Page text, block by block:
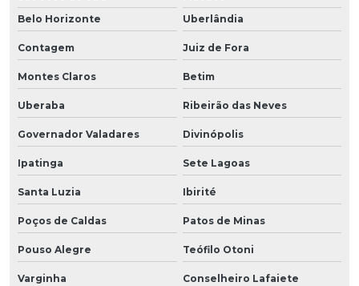
Belo Horizonte
Uberlândia
Contagem Juiz de Fora
Montes Claros Betim
Uberaba Ribeirão das Neves
Governador Valadares Divinópolis
Ipatinga Sete Lagoas
Santa Luzia Ibirité
Poços de Caldas Patos de Minas
Pouso Alegre Teófilo Otoni
Varginha Conselheiro Lafaiete